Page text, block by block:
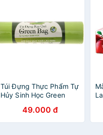
Túi Đựng Thực Phẩm Tự
Hủy Sinh Học Green
túi Bảo Quản Rau Củ
Quả Trong Tủ Lạnh
49.000 đ